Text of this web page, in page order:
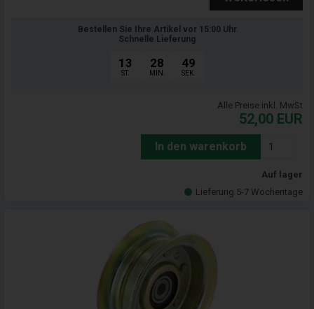
Bestellen Sie Ihre Artikel vor 15:00 Uhr
Schnelle Lieferung
13
ST.
28
MIN.
47
SEK.
Alle Preise inkl. MwSt
52,00 EUR
In den warenkorb
Auf lager
Lieferung 5-7 Wochentage